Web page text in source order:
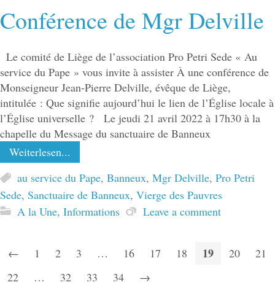
Conférence de Mgr Delville
Le comité de Liège de l’association Pro Petri Sede « Au
service du Pape » vous invite à assister À une conférence de
Monseigneur Jean-Pierre Delville, évêque de Liège,
intitulée : Que signifie aujourd’hui le lien de l’Église locale à
l’Église universelle ? Le jeudi 21 avril 2022 à 17h30 à la
chapelle du Message du sanctuaire de Banneux
Weiterlesen...
au service du Pape, Banneux, Mgr Delville, Pro Petri
Sede, Sanctuaire de Banneux, Vierge des Pauvres
A la Une, Informations Leave a comment
← 1 2 3 … 16 17 18 19 20
21
22
… 32 33 34 →